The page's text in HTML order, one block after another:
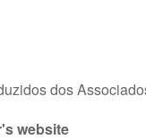
dos
website